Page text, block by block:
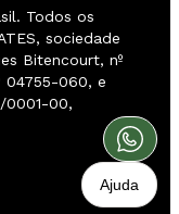
Ajuda
Todos os
sociedade
Bitencourt, nº
04755-060, e
0001-00,